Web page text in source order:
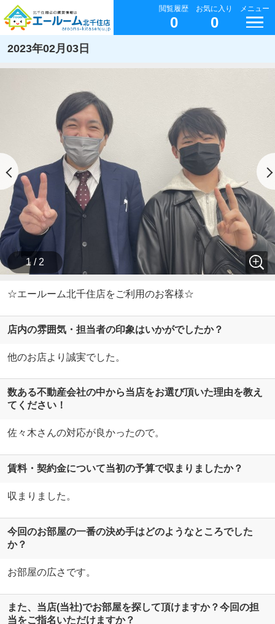
閲覧履歴
0
お気に入り
0
メニュー
2023年02月03日
1 / 2
☆エールーム北千住店をご利用のお客様☆
店内の雰囲気・担当者の印象はいかがでしたか？
他のお店より誠実でした。
数ある不動産会社の中から当店をお選び頂いた理由を教え
てください！
佐々木さんの対応が良かったので。
賃料・契約金について当初の予算で収まりましたか？
収まりました。
今回のお部屋の一番の決め手はどのようなところでした
か？
お部屋の広さです。
また、当店(当社)でお部屋を探して頂けますか？今回の担
当をご指名いただけますか？